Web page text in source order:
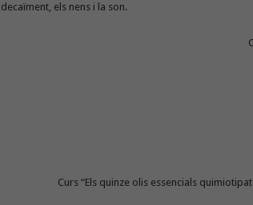
decaïment, els nens i la son.
Curs “Els quinze olis essencials